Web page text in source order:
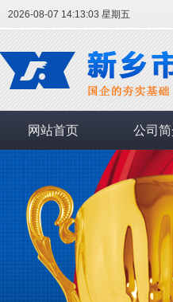
2026-08-07 14:13:04 星期五
网站首页 公司